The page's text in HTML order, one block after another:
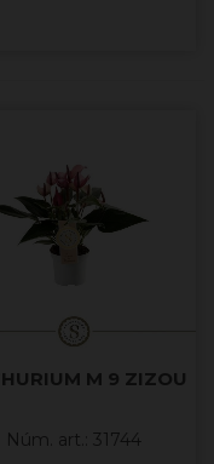
M 9 ZIZOU
Núm. art.: 31744